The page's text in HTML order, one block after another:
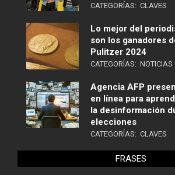
CATEGORÍAS: CLAVES
Lo mejor del
son los ganadores
Pulitzer 2024
CATEGORÍAS: NOTICIAS
Agencia AFP
en línea para
la desinformación
elecciones
CATEGORÍAS: CLAVES
FRASES